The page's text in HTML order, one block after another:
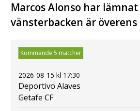
Marcos Alonso har
vänsterbacken är överens
Kommande 5 matcher
2026-08-15 kl 17:30
Deportivo Alaves
Getafe CF